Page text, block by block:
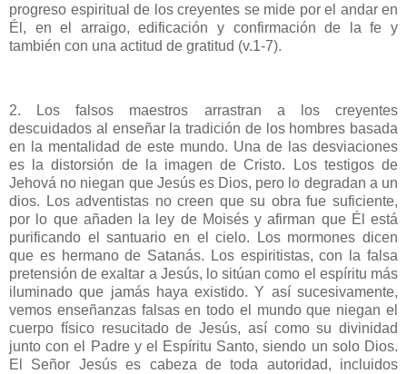
progreso espiritual de los creyentes se mide por el andar en
Él, en el arraigo, edificación y confirmación de la fe y
también con una actitud de gratitud (v.1-7).
2. Los falsos maestros arrastran a los creyentes
descuidados al enseñar la tradición de los hombres basada
en la mentalidad de este mundo. Una de las desviaciones
es la distorsión de la imagen de Cristo. Los testigos de
Jehová no niegan que Jesús es Dios, pero lo degradan a un
dios. Los adventistas no creen que su obra fue suficiente,
por lo que añaden la ley de Moisés y afirman que Él está
purificando el santuario en el cielo. Los mormones dicen
que es hermano de Satanás. Los espiritistas, con la falsa
pretensión de exaltar a Jesús, lo sitúan como el espíritu más
iluminado que jamás haya existido. Y así sucesivamente,
vemos enseñanzas falsas en todo el mundo que niegan el
cuerpo físico resucitado de Jesús, así como su divinidad
junto con el Padre y el Espíritu Santo, siendo un solo Dios.
El Señor Jesús es cabeza de toda autoridad, incluidos